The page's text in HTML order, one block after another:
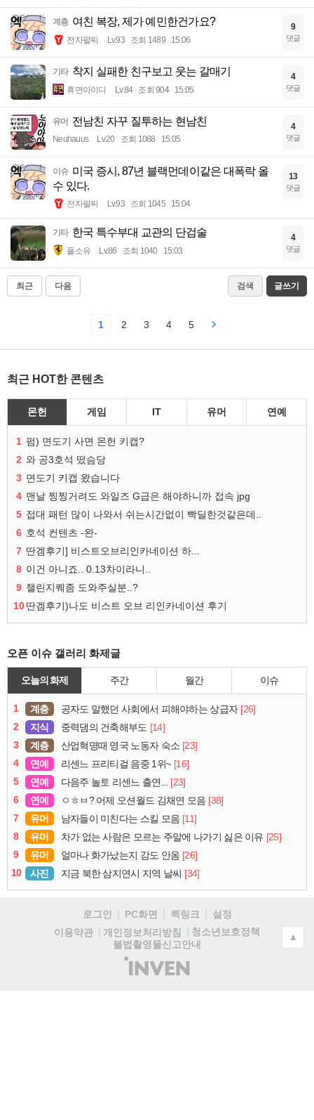
계층 여친 복장, 제가 예민한건가요?
전자팔찌 Lv.93 조회 1489 15:06
9
댓글
기타 착지 실패한 친구보고 웃는 갈매기
휴면아이디 Lv.84 조회 904 15:05
4
댓글
유머 전남친 자꾸 질투하는 현남친
Neuhauus Lv.20 조회 1088 15:05
4
댓글
이슈 미국 증시, 87년 블랙먼데이같은 대폭락 올
수 있다.
전자팔찌 Lv.93 조회 1045 15:04
13
댓글
기타 한국 특수부대 교관의 단검술
풀소유 Lv.86 조회 1040 15:03
4
댓글
최근 다음 검색 글쓰기
1 2 3 4 5
최근 HOT한 콘텐츠
몬헌 게임 IT 유머 연예
1 펌) 면도기 사면 몬헌 키캡?
2 와 공3호석 떴슴당
3 면도기 키캡 왔습니다
4 맨날 찡찡거려도 와일즈 G급은 해야하니까 접속 jpg
5 접대 패턴 많이 나와서 쉬는시간없이 빡딜한것같은데..
6 호석 컨텐츠 -완-
7 딴겜후기] 비스트오브리인카네이션 하...
8 이건 아니죠.. 0.13차이라니..
9 챌린지퀘좀 도와주실분..?
10딴겜후기)나도 비스트 오브 리인카네이션 후기
오픈 이슈 갤러리 화제글
오늘의 화제 주간 월간 이슈
1 계층 공자도 말했던 사회에서 피해야하는 상급자 [26]
2
지식 중력댐의 건축해부도 [14]
3
계층 산업혁명때 영국 노동자 숙소 [23]
4
연예 리센느 프리티걸 음중 1위~ [16]
5
연예 다음주 놀토 리센느 출연...
[23]
6
연예 ㅇㅎㅂ? 어제 오션월드 김채연 모음 [38]
7
유머 남자들이 미친다는 스킬 모음 [11]
8
유머 차가 없는 사람은 모르는 주말에 나가기 싫은 이유 [25]
9
유머 얼마나 화가났는지 감도 안옴 [26]
10
사진 지금 북한 삼지연시 지역 날씨 [34]
로그인 PC화면 퀵링크
설정
이용약관
개인정보처리방침
청소년보호정책
불법촬영물신고안내
(주)
인
▲